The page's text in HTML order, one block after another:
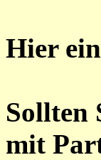
Hier
Sollten
mit